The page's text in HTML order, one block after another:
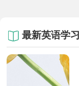
最新英语学习